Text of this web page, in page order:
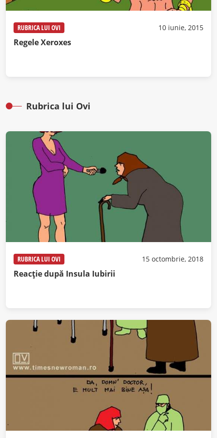
RUBRICA LUI OVI 10 iunie, 2015
Regele Xeroxes
Rubrica lui Ovi
RUBRICA LUI OVI 15 octombrie, 2018
Reacție după Insula Iubirii